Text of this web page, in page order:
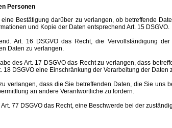
Personen
Bestätigung darüber zu verlangen, ob betreffende
und Kopie der Daten entsprechend Art. 15 DSGVO.
Art. 16 DSGVO das Recht, die Vervollständigung
Daten zu verlangen.
des Art. 17 DSGVO das Recht zu verlangen, dass
18 DSGVO eine Einschränkung der Verarbeitung der Daten
verlangen, dass die Sie betreffenden Daten, die Sie uns
an andere Verantwortliche zu fordern.
77 DSGVO das Recht, eine Beschwerde bei der